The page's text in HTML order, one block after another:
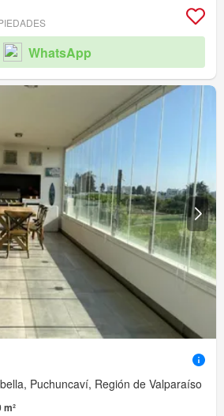
WhatsApp
Puchuncaví, Región de Valparaíso
m²